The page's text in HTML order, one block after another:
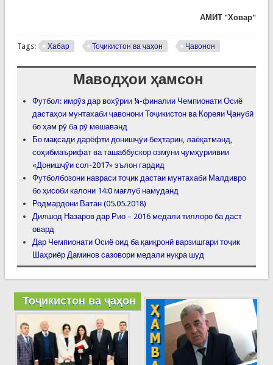
АМИТ "Ховар"
Tags: Хабар Тоҷикистон ва ҷаҳон Ҷавонон
Маводҳои ҳамсон
Футбол: имрӯз дар вохӯрии ¼-финалии Чемпионати Осиё
дастаҳои мунтахаби ҷавонони Тоҷикистон ва Кореяи Ҷанубӣ
бо ҳам рӯ ба рӯ мешаванд
Бо мақсади дарёфти донишҷӯи беҳтарин, лаёқатманд,
соҳибмаърифат ва ташаббускор озмуни ҷумҳуриявии
«Донишҷўи сол-2017» эълон гардид
Футболбозони навраси тоҷик дастаи мунтахаби Малдивро
бо ҳисоби калони 14:0 мағлуб намуданд
Родмардони Ватан (05.05.2018)
Дилшод Назаров дар Рио – 2016 медали тиллоро ба даст
овард
Дар Чемпионати Осиё оид ба қаиқронӣ варзишгари тоҷик
Шаҳриёр Даминов сазовори медали нуқра шуд
Тоҷикистон ва ҷаҳон